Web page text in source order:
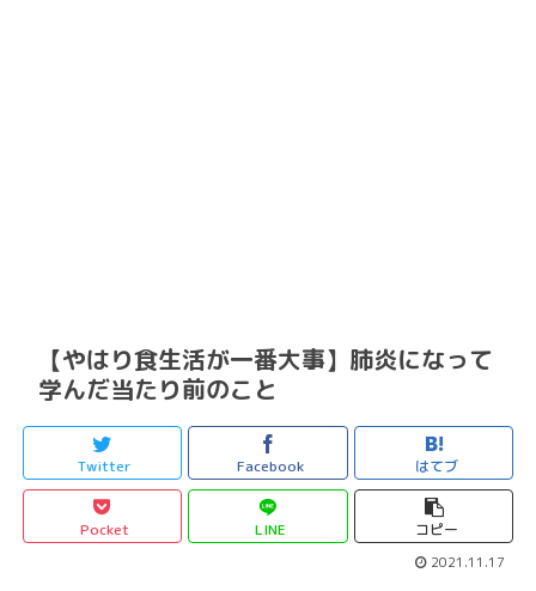
【やはり食生活が一番大事】肺炎になって
学んだ当たり前のこと
Twitter Facebook はてブ
Pocket LINE コピー
2021.11.17